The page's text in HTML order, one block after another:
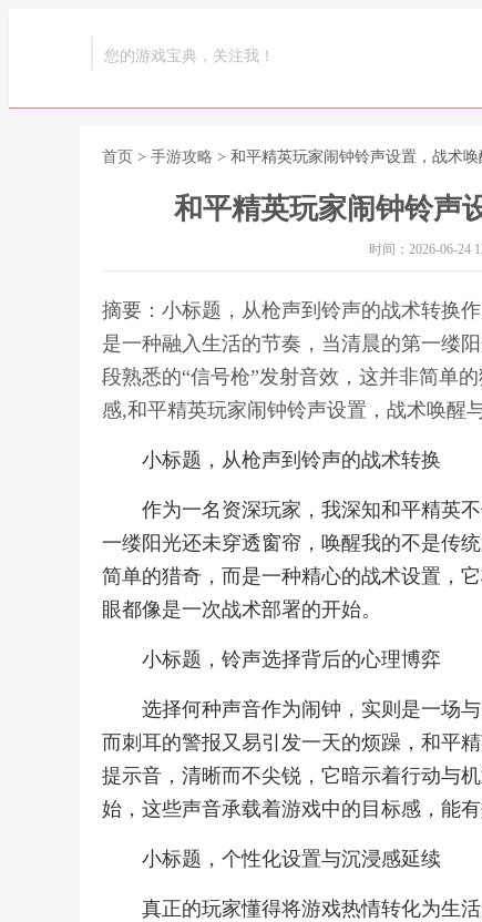
您的游戏宝典，关注我！
首页 > 手游攻略 > 和平精英玩家闹钟铃声设置，战术
和平精英玩家闹钟铃声
时间：2026-06-24
摘要：小标题，从枪声到铃声的战术转换
是一种融入生活的节奏，当清晨的第一缕
段熟悉的“信号枪”发射音效，这并非简单
感,和平精英玩家闹钟铃声设置，战术唤醒
小标题，从枪声到铃声的战术转换
作为一名资深玩家，我深知和平精英
一缕阳光还未穿透窗帘，唤醒我的不是传
简单的猎奇，而是一种精心的战术设置，
眼都像是一次战术部署的开始。
小标题，铃声选择背后的心理博弈
选择何种声音作为闹钟，实则是一场
而刺耳的警报又易引发一天的烦躁，和平
提示音，清晰而不尖锐，它暗示着行动与
始，这些声音承载着游戏中的目标感，能
小标题，个性化设置与沉浸感延续
真正的玩家懂得将游戏热情转化为生